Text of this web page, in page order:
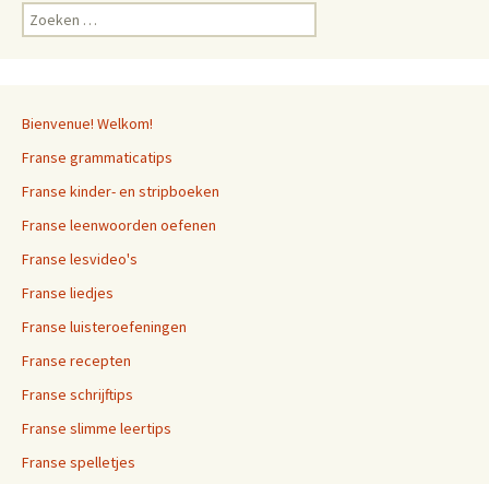
Zoeken
naar:
Bienvenue! Welkom!
Franse grammaticatips
Franse kinder- en stripboeken
Franse leenwoorden oefenen
Franse lesvideo's
Franse liedjes
Franse luisteroefeningen
Franse recepten
Franse schrijftips
Franse slimme leertips
Franse spelletjes